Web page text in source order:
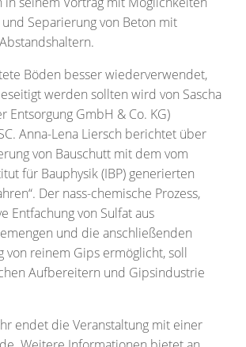
Separierung von Beton mit
Böden besser wiederverwendet,
werden sollten wird von Sascha
Entsorgung GmbH & Co. KG)
Anna-Lena Liersch berichtet über
von Bauschutt mit dem vom
für Bauphysik (IBP) generierten
Der nass-chemische Prozess,
Entfachung von Sulfat aus
und die anschließenden
von reinem Gips ermöglicht, soll
Aufbereitern und Gipsindustrie
endet die Veranstaltung mit einer